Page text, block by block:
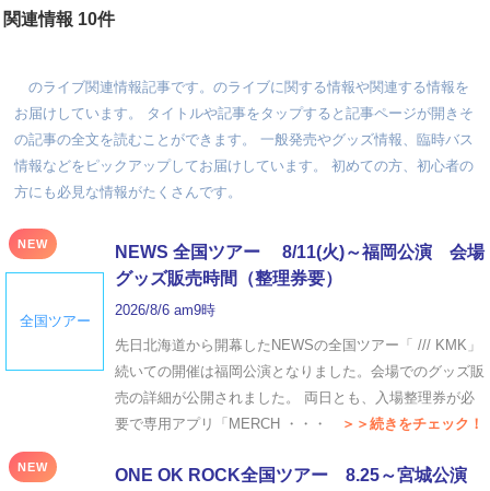
関連情報 10件
のライブ関連情報記事です。のライブに関する情報や関連する情報を
お届けしています。 タイトルや記事をタップすると記事ページが開きそ
の記事の全文を読むことができます。 一般発売やグッズ情報、臨時バス
情報などをピックアップしてお届けしています。 初めての方、初心者の
方にも必見な情報がたくさんです。
NEW
全国ツアー
NEWS 全国ツアー 8/11(火)～福岡公演 会場
グッズ販売時間（整理券要）
2026/8/6 am9時
先日北海道から開幕したNEWSの全国ツアー「 /// KMK」
続いての開催は福岡公演となりました。会場でのグッズ販
売の詳細が公開されました。 両日とも、入場整理券が必
要で専用アプリ「MERCH ・・・
＞＞続きをチェック！
NEW
ONE OK ROCK全国ツアー 8.25～宮城公演